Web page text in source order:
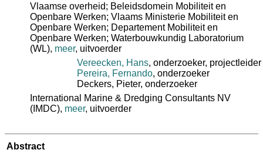
Vlaamse overheid; Beleidsdomein Mobiliteit en
Openbare Werken; Vlaams Ministerie Mobiliteit en
Openbare Werken; Departement Mobiliteit en
Openbare Werken; Waterbouwkundig Laboratorium
(WL), meer, uitvoerder
Vereecken, Hans, onderzoeker, projectleider
Pereira, Fernando, onderzoeker
Deckers, Pieter, onderzoeker
International Marine & Dredging Consultants NV
(IMDC), meer, uitvoerder
Abstract